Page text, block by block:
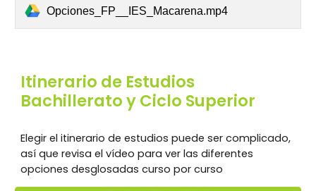
Opciones_FP__IES_Macarena.mp4
Itinerario de Estudios
Bachillerato y Ciclo Superior
Elegirel itinerario de estudios puede ser complicado,
así que revisa el vídeo para ver las diferentes
opciones desglosadas curso por curso